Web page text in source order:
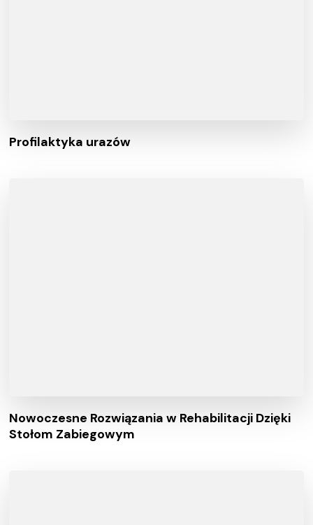
Profilaktyka urazów
Nowoczesne Rozwiązania w Rehabilitacji Dzięki
Stołom Zabiegowym